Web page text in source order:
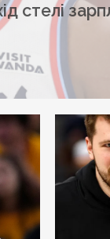
стелі